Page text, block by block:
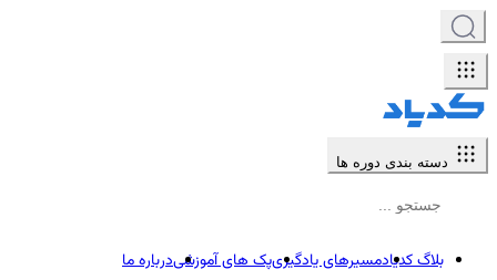
دسته بندی دوره ها
بلاگ کدیادمسیرهای یادگیریپک های آموزشیدرباره ما